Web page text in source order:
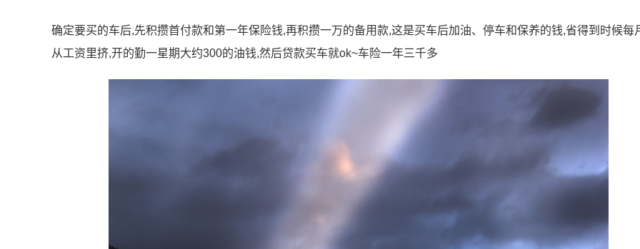
确定要买的车后,先积攒首付款和第一年保险钱,再积攒一万的备用款,这是买车后加油、停车和保养的钱,省得到时候每
从工资里挤,开的勤一星期大约300的油钱,然后贷款买车就ok~车险一年三千多